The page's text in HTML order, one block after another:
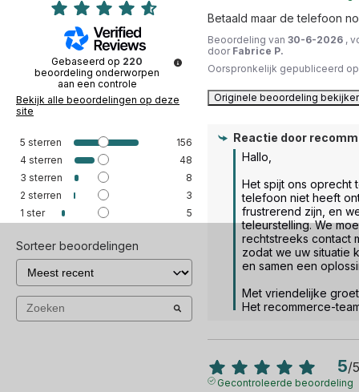
Gebaseerd op 220
beoordeling onderworpen
aan een controle
Bekijk alle beoordelingen op deze
site
5 sterren
156
4 sterren
48
3 sterren
8
2 sterren
3
1 ster 5
Sorteer beoordelingen
Betaald maar de telefoon
Beoordeling van 30-6-2026 ,
door Fabrice P.
Oorspronkelijk gepubliceerd
Originele beoordeling
Reactie door
Hallo,
Het spijt ons oprecht
telefoon niet heeft
frustrerend zijn, en
teleurstelling. We
rechtstreeks contact
zodat we uw situatie
en samen een
Met vriendelijke
Het recommerce-
5/5
Gecontroleerde beoordeling